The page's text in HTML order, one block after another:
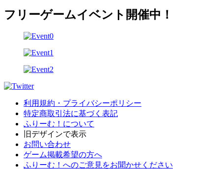
フリーゲームイベント開催中！
利用規約・プライバシーポリシー
特定商取引法に基づく表記
ふりーむ！について
旧デザインで表示
お問い合わせ
ゲーム掲載希望の方へ
ふりーむ！へのご意見をお聞かせください